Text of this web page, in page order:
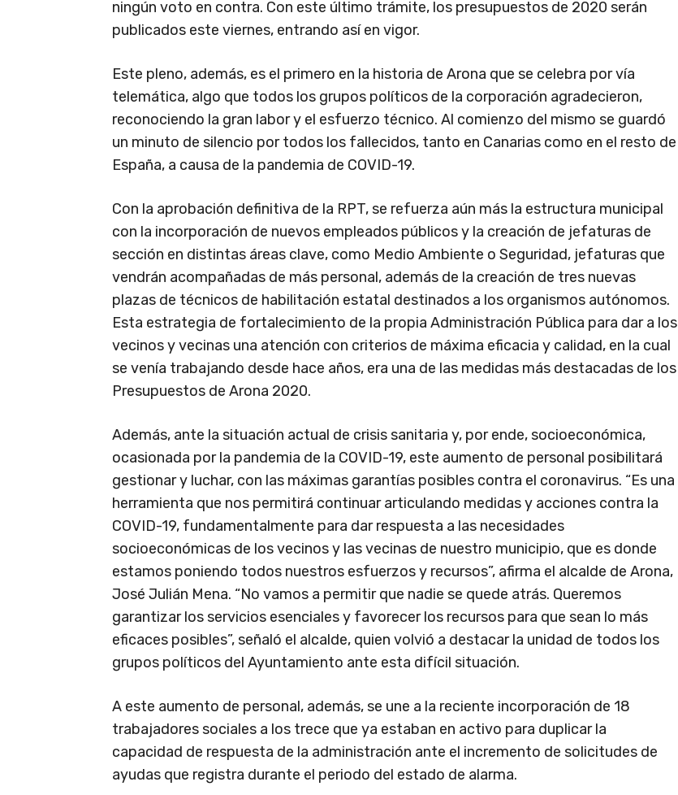
ningún voto en contra. Con este último trámite, los presupuestos de 2020 serán
publicados este viernes, entrando así en vigor.
Este pleno, además, es el primero en la historia de Arona que se celebra por vía
telemática, algo que todos los grupos políticos de la corporación agradecieron,
reconociendo la gran labor y el esfuerzo técnico. Al comienzo del mismo se guardó
un minuto de silencio por todos los fallecidos, tanto en Canarias como en el resto de
España, a causa de la pandemia de COVID-19.
Con la aprobación definitiva de la RPT, se refuerza aún más la estructura municipal
con la incorporación de nuevos empleados públicos y la creación de jefaturas de
sección en distintas áreas clave, como Medio Ambiente o Seguridad, jefaturas que
vendrán acompañadas de más personal, además de la creación de tres nuevas
plazas de técnicos de habilitación estatal destinados a los organismos autónomos.
Esta estrategia de fortalecimiento de la propia Administración Pública para dar a los
vecinos y vecinas una atención con criterios de máxima eficacia y calidad, en la cual
se venía trabajando desde hace años, era una de las medidas más destacadas de los
Presupuestos de Arona 2020.
Además, ante la situación actual de crisis sanitaria y, por ende, socioeconómica,
ocasionada por la pandemia de la COVID-19, este aumento de personal posibilitará
gestionar y luchar, con las máximas garantías posibles contra el coronavirus. “Es una
herramienta que nos permitirá continuar articulando medidas y acciones contra la
COVID-19, fundamentalmente para dar respuesta a las necesidades
socioeconómicas de los vecinos y las vecinas de nuestro municipio, que es donde
estamos poniendo todos nuestros esfuerzos y recursos”, afirma el alcalde de Arona,
José Julián Mena. “No vamos a permitir que nadie se quede atrás. Queremos
garantizar los servicios esenciales y favorecer los recursos para que sean lo más
eficaces posibles”, señaló el alcalde, quien volvió a destacar la unidad de todos los
grupos políticos del Ayuntamiento ante esta difícil situación.
A este aumento de personal, además, se une a la reciente incorporación de 18
trabajadores sociales a los trece que ya estaban en activo para duplicar la
capacidad de respuesta de la administración ante el incremento de solicitudes de
ayudas que registra durante el periodo del estado de alarma.